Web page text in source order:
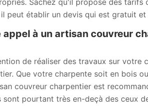
Sachez qu'il propose des
peut établir un devis qui est gratuit et
appel à un artisan couvreur
de réaliser des travaux sur
Que votre charpente soit en bois
couvreur charpentier est
sont pourtant très en-deçà des ceux